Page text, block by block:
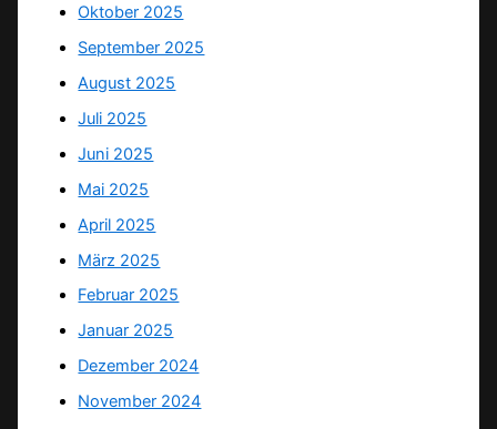
Oktober 2025
September 2025
August 2025
Juli 2025
Juni 2025
Mai 2025
April 2025
März 2025
Februar 2025
Januar 2025
Dezember 2024
November 2024